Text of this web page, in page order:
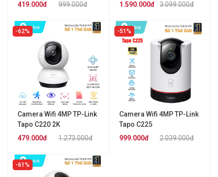
999.000đ
419.000đ
3.099.000đ
1.590.000đ
62%
Camera Wifi 4MP TP-Link
Tapo C220 2K
1.273.000đ
479.000đ
51%
Camera Wifi 4MP TP-Link
Tapo C225
2.039.000đ
999.000đ
61%